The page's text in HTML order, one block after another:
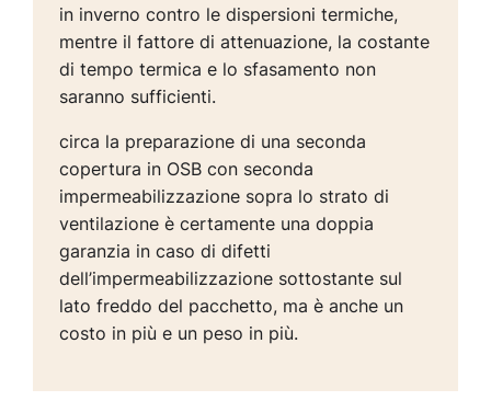
in inverno contro le dispersioni termiche,
mentre il fattore di attenuazione, la costante
di tempo termica e lo sfasamento non
saranno sufficienti.
circa la preparazione di una seconda
copertura in OSB con seconda
impermeabilizzazione sopra lo strato di
ventilazione è certamente una doppia
garanzia in caso di difetti
dell’impermeabilizzazione sottostante sul
lato freddo del pacchetto, ma è anche un
costo in più e un peso in più.